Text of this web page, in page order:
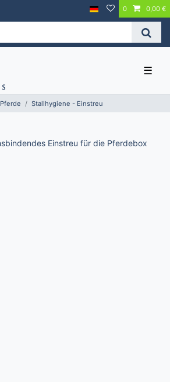
0 0,00 €
☰
Pferde Stallhygiene - Einstreu